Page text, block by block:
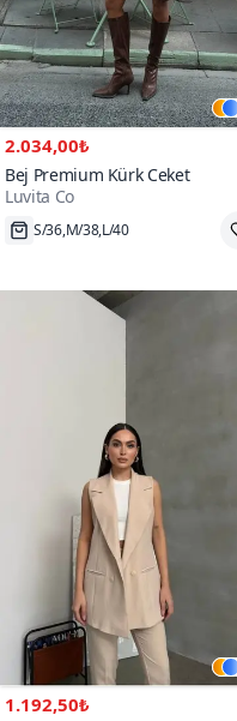
2.034,00₺
Bej Premium Kürk Ceket
Luvita Co
S/36,M/38,L/40
1.192,50₺